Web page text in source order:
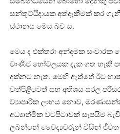
සන්තුට්ඨිදායක අත්දැකීමක් කර
ස්ථානය මෙය බව ය.
මෙය ද එක්තරා අන්දමක සංචාරක
වාණිජ හෝටලයක දැක ගත හැකි
දක්නට නැත. මෙහි ඇත්තේ ඊට
වත්පිළිවෙත් සහ අතිශය සරල
ව්‍යාපාරික ලාභය නොව,
අධ්‍යාත්මික වටපිටාවක් සැපයීම
ලබන්නේ වෛද්‍යවරුන් විසින් ජීවිත